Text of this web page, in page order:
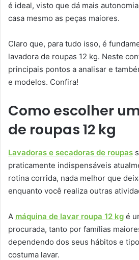
é ideal, visto que dá mais
casa mesmo as peças maiores.
Claro que, para tudo isso, é
lavadora de roupas 12 kg. Neste
principais pontos a analisar e
e modelos. Confira!
Como escolher
de roupas 12 kg
Lavadoras e secadoras de roupas
praticamente indispensáveis
rotina corrida, nada melhor que
enquanto você realiza outras
A máquina de lavar roupa 12 kg é
procurada, tanto por famílias
dependendo dos seus hábitos e
costuma lavar.